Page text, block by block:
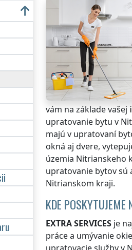
vám na základe vašej
upratovanie bytu v
majú v upratovaní
okná aj dvere,
územia Nitrianskeho
upratovanie bytov sú
Nitrianskom kraji.
KDE POSKYTUJEME
EXTRA SERVICES je
práce a umývanie